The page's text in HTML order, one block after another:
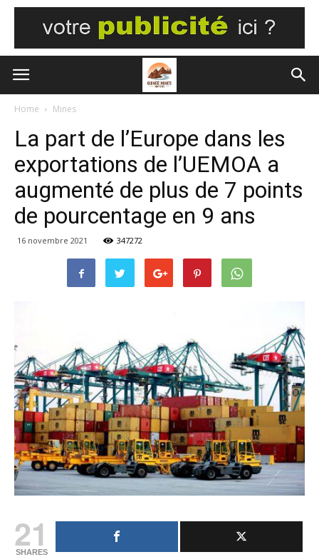
Home Mines
La part de l’Europe dans les
exportations de l’UEMOA a
augmenté de plus de 7 points
de pourcentage en 9 ans
16 novembre 2021 347272
21
SHARES